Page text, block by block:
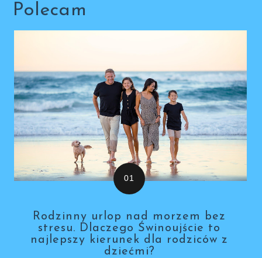
Polecam
Rodzinny urlop nad morzem bez
stresu. Dlaczego Świnoujście to
najlepszy kierunek dla rodziców z
dziećmi?